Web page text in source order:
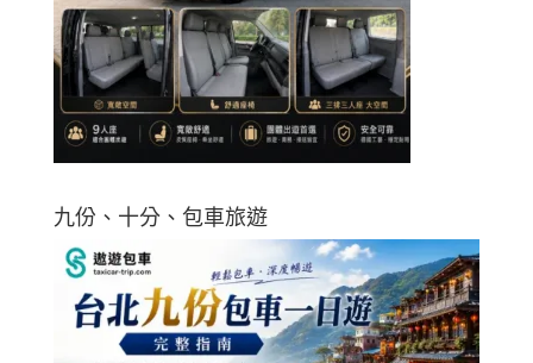
九份、十分、包車旅遊